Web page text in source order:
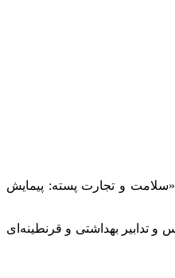
و تجارت پسته: پیمایش
و تدابیر بهداشتی و قرنطینه‌ای